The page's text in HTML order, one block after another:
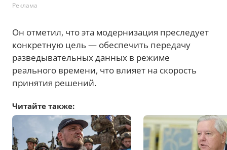
Реклама
Он отметил, что эта модернизация преследует
конкретную цель — обеспечить передачу
разведывательных данных в режиме
реального времени, что влияет на скорость
принятия решений.
Читайте также: